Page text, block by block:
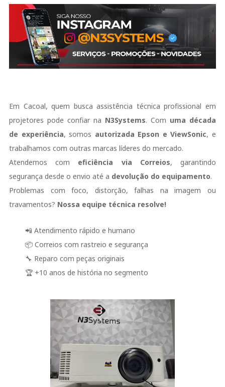
Em Cacoal, quem busca assistência técnica profissional em
projetores pode confiar na N3Systems. Com uma década
de experiência, somos autorizada Epson e ViewSonic, e
trabalhamos com outras marcas líderes do mercado.
Atendemos com eficiência via Correios, garantindo
segurança desde o envio até a devolução do equipamento.
Problemas com foco, distorção, falhas na imagem ou
travamentos? Nossa equipe técnica resolve!
📲 Atendimento rápido e humano
📦 Correios com rastreio e segurança
🔧 Reparo com peças originais
🏆 +10 anos de história no segmento